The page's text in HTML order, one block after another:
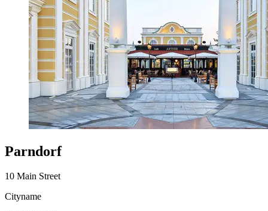
Parndorf
10 Main Street
Cityname